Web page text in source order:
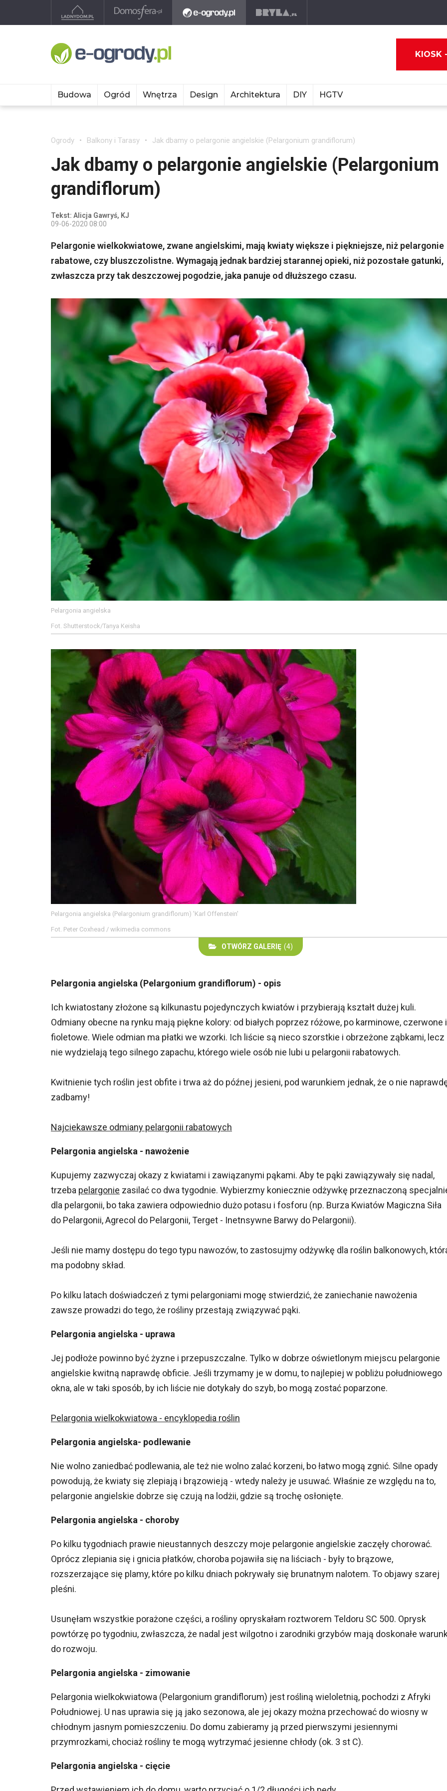
KIOSK
Budowa Ogród Wnętrza Design Architektura DIY HGTV
Ogrody Balkony i Tarasy Jak dbamy o pelargonie angielskie (Pelargonium grandiflorum)
Jak dbamy o pelargonie angielskie (Pelargonium
grandiflorum)
Tekst: Alicja Gawryś, KJ
09-06-2020 08:00
Pelargonie wielkokwiatowe, zwane angielskimi, mają kwiaty większe i piękniejsze, niż pelargonie
rabatowe, czy bluszczolistne. Wymagają jednak bardziej starannej opieki, niż pozostałe gatunki,
zwłaszcza przy tak deszczowej pogodzie, jaka panuje od dłuższego czasu.
Pelargonia angielska
Fot. Shutterstock/Tanya Keisha
Pelargonia angielska (Pelargonium grandiflorum) 'Karl Offenstein'
Fot. Peter Coxhead / wikimedia commons
OTWÓRZ GALERIĘ (4)
Pelargonia angielska (Pelargonium grandiflorum) - opis
Ich kwiatostany złożone są kilkunastu pojedynczych kwiatów i przybierają kształt dużej kuli.
Odmiany obecne na rynku mają piękne kolory: od białych poprzez różowe, po karminowe, czerwone i
fioletowe. Wiele odmian ma płatki we wzorki. Ich liście są nieco szorstkie i obrzeżone ząbkami, lecz
nie wydzielają tego silnego zapachu, którego wiele osób nie lubi u pelargonii rabatowych.
Kwitnienie tych roślin jest obfite i trwa aż do późnej jesieni, pod warunkiem jednak, że o nie
zadbamy!
Najciekawsze odmiany pelargonii rabatowych
Pelargonia angielska - nawożenie
Kupujemy zazwyczaj okazy z kwiatami i zawiązanymi pąkami. Aby te pąki zawiązywały się nadal,
trzeba pelargonie zasilać co dwa tygodnie. Wybierzmy koniecznie odżywkę przeznaczoną
dla pelargonii, bo taka zawiera odpowiednio dużo potasu i fosforu (np. Burza Kwiatów Magiczna Siła
do Pelargonii, Agrecol do Pelargonii, Terget - Inetnsywne Barwy do Pelargonii).
Jeśli nie mamy dostępu do tego typu nawozów, to zastosujmy odżywkę dla roślin balkonowych,
ma podobny skład.
Po kilku latach doświadczeń z tymi pelargoniami mogę stwierdzić, że zaniechanie nawożenia
zawsze prowadzi do tego, że rośliny przestają związywać pąki.
Pelargonia angielska - uprawa
Jej podłoże powinno być żyzne i przepuszczalne. Tylko w dobrze oświetlonym miejscu pelargonie
angielskie kwitną naprawdę obficie. Jeśli trzymamy je w domu, to najlepiej w pobliżu południowego
okna, ale w taki sposób, by ich liście nie dotykały do szyb, bo mogą zostać poparzone.
Pelargonia wielkokwiatowa - encyklopedia roślin
Pelargonia angielska- podlewanie
Nie wolno zaniedbać podlewania, ale też nie wolno zalać korzeni, bo łatwo mogą zgnić. Silne opady
powodują, że kwiaty się zlepiają i brązowieją - wtedy należy je usuwać. Właśnie ze względu na to,
pelargonie angielskie dobrze się czują na lodżii, gdzie są trochę osłonięte.
Pelargonia angielska - choroby
Po kilku tygodniach prawie nieustannych deszczy moje pelargonie angielskie zaczęły chorować.
Oprócz zlepiania się i gnicia płatków, choroba pojawiła się na liściach - były to brązowe,
rozszerzające się plamy, które po kilku dniach pokrywały się brunatnym nalotem. To objawy szarej
pleśni.
Usunęłam wszystkie porażone części, a rośliny opryskałam roztworem Teldoru SC 500. Oprysk
powtórzę po tygodniu, zwłaszcza, że nadal jest wilgotno i zarodniki grzybów mają doskonałe
do rozwoju.
Pelargonia angielska - zimowanie
Pelargonia wielkokwiatowa (Pelargonium grandiflorum) jest rośliną wieloletnią, pochodzi z Afryki
Południowej. U nas uprawia się ją jako sezonowa, ale jej okazy można przechować do wiosny w
chłodnym jasnym pomieszczeniu. Do domu zabieramy ją przed pierwszymi jesiennymi
przymrozkami, chociaż rośliny te mogą wytrzymać jesienne chłody (ok. 3 st C).
Pelargonia angielska - cięcie